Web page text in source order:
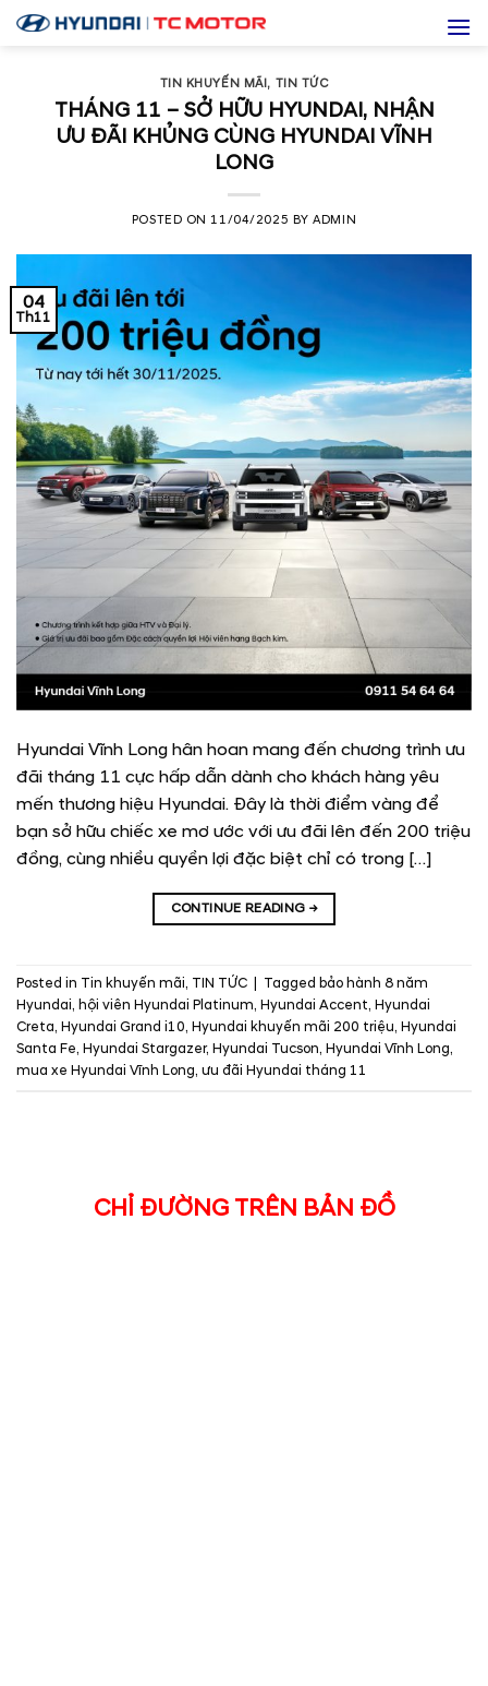
Skip
TIN KHUYẾN MÃI, TIN TỨC
THÁNG 11 – SỞ HỮU HYUNDAI, NHẬN
ƯU ĐÃI KHỦNG CÙNG HYUNDAI VĨNH
LONG
POSTED ON 11/04/2025 BYADMIN
04
Th11
Hyundai Vĩnh Long hân hoan mang đến chương trình ưu
đãi tháng 11 cực hấp dẫn dành cho khách hàng yêu
mến thương hiệu Hyundai. Đây là thời điểm vàng để
bạn sở hữu chiếc xe mơ ước với ưu đãi lên đến 200 triệu
đồng, cùng nhiều quyền lợi đặc biệt chỉ có trong […]
CONTINUE READING →
Posted in Tin khuyến mãi, TIN TỨC Tagged bảo hành 8 năm
Hyundai, hội viên Hyundai Platinum, Hyundai Accent, Hyundai
Creta, Hyundai Grand i10, Hyundai khuyến mãi 200 triệu, Hyundai
Santa Fe, Hyundai Stargazer, Hyundai Tucson, Hyundai Vĩnh Long,
mua xe Hyundai Vĩnh Long, ưu đãi Hyundai tháng 11
CHỈ ĐƯỜNG TRÊN BẢN ĐỒ